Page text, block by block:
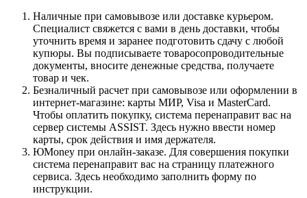
Наличные при самовывозе или доставке курьером.
Специалист свяжется с вами в день доставки, чтобы
уточнить время и заранее подготовить сдачу с любой
купюры. Вы подписываете товаросопроводительные
документы, вносите денежные средства, получаете
товар и чек.
Безналичный расчет при самовывозе или оформлении в
интернет-магазине: карты МИР, Visa и MasterCard.
Чтобы оплатить покупку, система перенаправит вас на
сервер системы ASSIST. Здесь нужно ввести номер
карты, срок действия и имя держателя.
ЮMoney при онлайн-заказе. Для совершения покупки
система перенаправит вас на страницу платежного
сервиса. Здесь необходимо заполнить форму по
инструкции.